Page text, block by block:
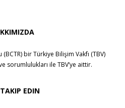
birTürkiye Bilişim Vakfı (TBV)
sorumlulukları ile TBV’ye aittir.
EDIN